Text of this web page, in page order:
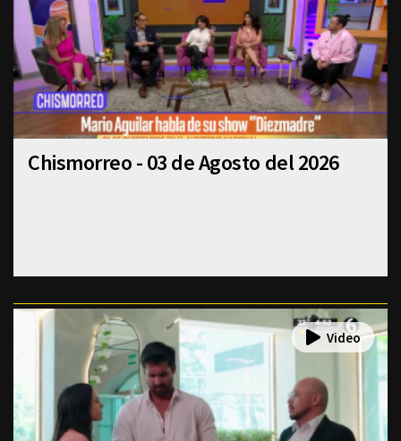
Chismorreo - 03 de Agosto del 2026